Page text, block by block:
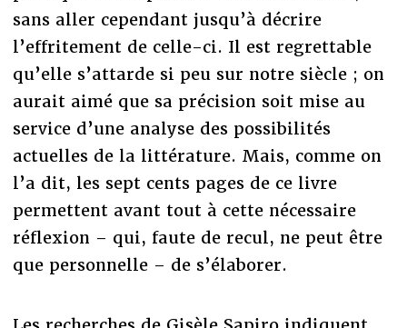
sans aller cependant jusqu’à décrire
l’effritement de celle-ci. Il est regrettable
qu’elle s’attarde si peu sur notre siècle ; on
aurait aimé que sa précision soit mise au
service d’une analyse des possibilités
actuelles de la littérature. Mais, comme on
l’a dit, les sept cents pages de ce livre
permettent avant tout à cette nécessaire
réflexion – qui, faute de recul, ne peut être
que personnelle – de s’élaborer.